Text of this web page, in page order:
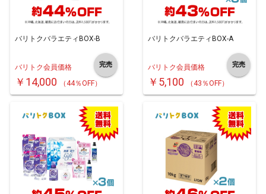
バリトクバラエティBOX-B
バリトク会員価格
￥14,000 （44％OFF）
完売
バリトクバラエティBOX-A
バリトク会員価格
￥5,100 （43％OFF）
完売